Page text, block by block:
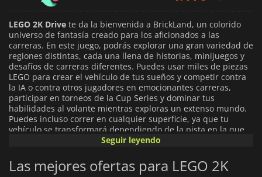
10.19€
LEGO 2K Drive te da la bienvenida a BrickLand, un colorido
universo de fantasía creado para los aficionados a las
carreras. En este juego, podrás explorar una gran variedad de
regiones distintas, cada una llena de historias, minijuegos y
desafíos de carreras diferentes. Puedes usar miles de piezas
LEGO para crear el vehículo de tus sueños y competir contra
la IA o contra otros jugadores en emocionantes carreras,
participar en torneos de la Cup Series y dominar tus
habilidades al volante mientras exploras un extenso mundo.
Puedes incluso correr en cualquier superficie, ya que tu
vehículo se transformará dependiendo de la pista en la que
estés compitiendo. Si quieres tomar un atajo a través de un
lancha rápida para que puedas dejar atrás a tus oponentes.
Seguir leyendo
Las mejores ofertas para LEGO 2K